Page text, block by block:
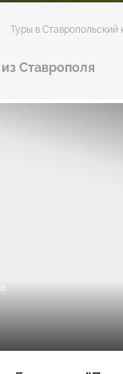
Туры в Ставропольский
Ставрополя